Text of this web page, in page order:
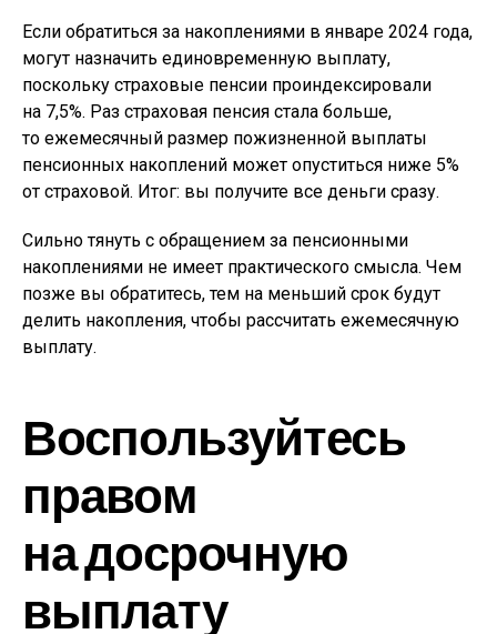
Если обратиться за накоплениями в январе 2024 года,
могут назначить единовременную выплату,
поскольку страховые пенсии проиндексировали
на 7,5%. Раз страховая пенсия стала больше,
то ежемесячный размер пожизненной выплаты
пенсионных накоплений может опуститься ниже 5%
от страховой. Итог: вы получите все деньги сразу.
Сильно тянуть с обращением за пенсионными
накоплениями не имеет практического смысла. Чем
позже вы обратитесь, тем на меньший срок будут
делить накопления, чтобы рассчитать ежемесячную
выплату.
Воспользуйтесь
правом
на досрочную
выплату